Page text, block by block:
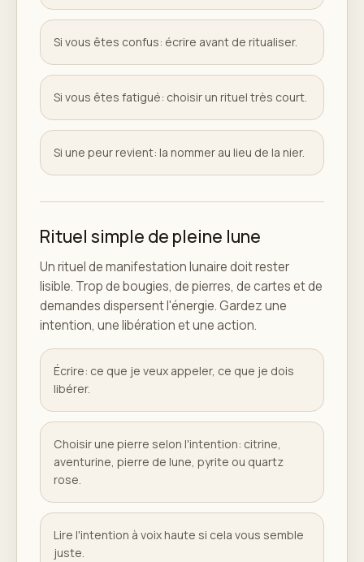
Si vous êtes confus: écrire avant de ritualiser.
Si vous êtes fatigué: choisir un rituel très court.
Si une peur revient: la nommer au lieu de la nier.
Rituel simple de pleine lune
Un rituel de manifestation lunaire doit rester
lisible. Trop de bougies, de pierres, de cartes et de
demandes dispersent l'énergie. Gardez une
intention, une libération et une action.
Écrire: ce que je veux appeler, ce que je dois
libérer.
Choisir une pierre selon l'intention: citrine,
aventurine, pierre de lune, pyrite ou quartz
rose.
Lire l'intention à voix haute si cela vous semble
juste.